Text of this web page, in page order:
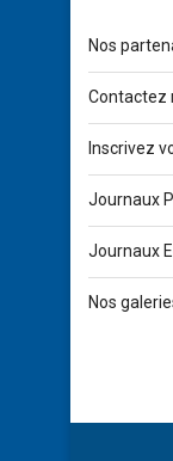
Nos
Contactez
Inscrivez
Journaux
Journaux
Nos